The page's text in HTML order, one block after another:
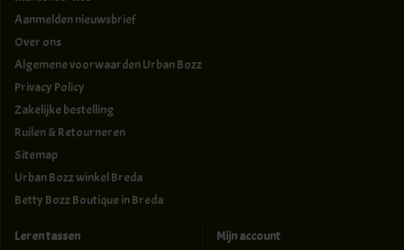
Aanmelden nieuwsbrief
Over ons
Algemene voorwaarden Urban Bozz
Privacy Policy
Zakelijke bestelling
Ruilen & Retourneren
Sitemap
Urban Bozz winkel Breda
Betty Bozz Boutique in Breda
Leren tassen
Mijn account